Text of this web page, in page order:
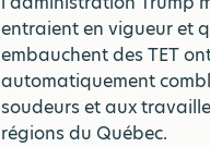
entraient en vigueur et
embauchent des TET
automatiquement
soudeurs et aux
régions du Québec.